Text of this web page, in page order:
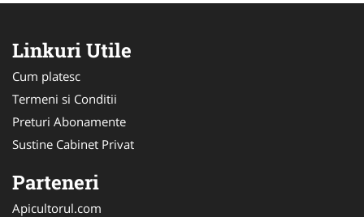
Linkuri Utile
Cum platesc
Termeni si Conditii
Preturi Abonamente
Sustine Cabinet Privat
Parteneri
Apicultorul.com